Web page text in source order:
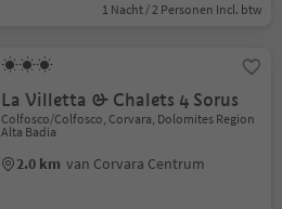
1 Nacht / 2 Personen Incl. btw
La Villetta & Chalets 4 Sorus
Colfosco/Colfosco, Corvara, Dolomites Region
Alta Badia
2.0 km van Corvara Centrum